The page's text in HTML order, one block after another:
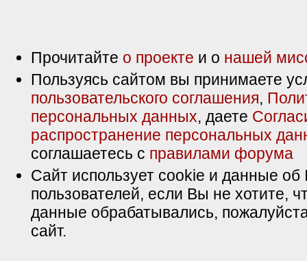
Прочитайте о проекте и о нашей
Пользуясь сайтом вы принимаете
пользовательского соглашения,
персональных данных, даете
распространение персональных
соглашаетесь с правилами форума
Сайт использует cookie и данные об
пользователей, если Вы не хотите,
данные обрабатывались,
сайт.